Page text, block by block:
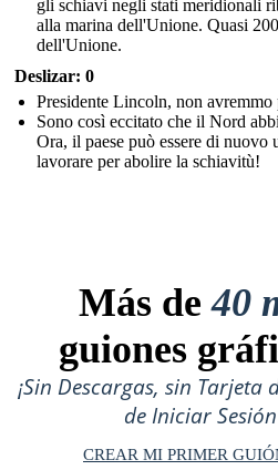
gli schiavi negli stati meridionali
alla marina dell'Unione. Quasi
dell'Unione.
Deslizar: 0
Presidente Lincoln, non
Sono così eccitato che il Nord
Ora, il paese può essere di
lavorare per abolire la schiavitù!
Más de40
guiones
¡Sin Descargas, sin Tarjeta
de Iniciar
CREAR MI PRIMER